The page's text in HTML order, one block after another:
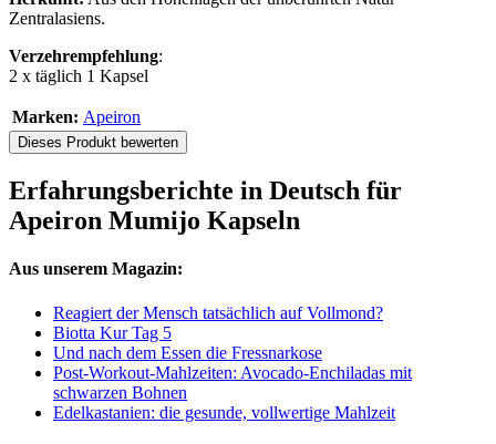
Zentralasiens.
Verzehrempfehlung:
2 x täglich 1 Kapsel
Marken: Apeiron
Dieses Produkt bewerten
Erfahrungsberichte in Deutsch für
Apeiron Mumijo Kapseln
Aus unserem Magazin:
Reagiert der Mensch tatsächlich auf Vollmond?
Biotta Kur Tag 5
Und nach dem Essen die Fressnarkose
Post-Workout-Mahlzeiten: Avocado-Enchiladas mit
schwarzen Bohnen
Edelkastanien: die gesunde, vollwertige Mahlzeit